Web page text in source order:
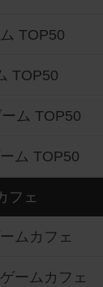
TOP50
TOP50
ム TOP50
ム TOP50
フェ
ムカフェ
ームカフェ